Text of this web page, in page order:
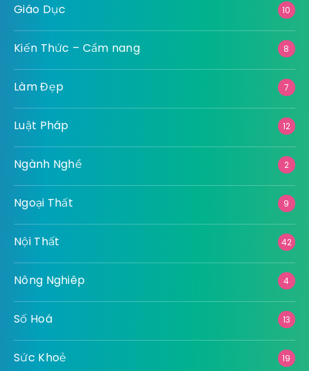
Giáo Dục 10
Kiến Thức – Cẩm nang 8
Làm Đẹp 7
Luật Pháp 12
Ngành Nghề 2
Ngoại Thất 9
Nội Thất 42
Nông Nghiêp 4
Số Hoá 13
Sức Khoẻ 19